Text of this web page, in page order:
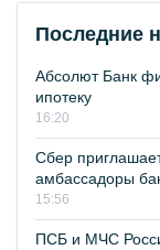
Последние
Абсолют Банк
ипотеку
16:20
Сбер
амбассадоры
15:56
ПСБ и МЧС